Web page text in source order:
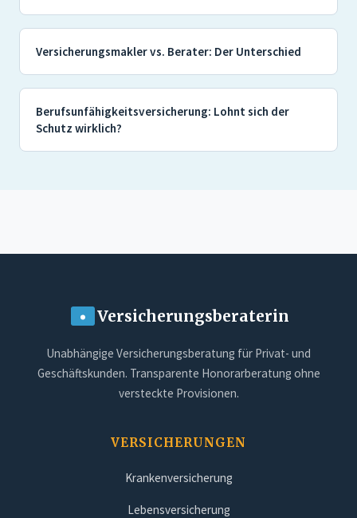
Versicherungsmakler vs. Berater: Der Unterschied
Berufsunfähigkeitsversicherung: Lohnt sich der
Schutz wirklich?
Versicherungsberaterin
Unabhängige Versicherungsberatung für Privat- und
Geschäftskunden. Transparente Honorarberatung ohne
versteckte Provisionen.
VERSICHERUNGEN
Krankenversicherung
Lebensversicherung